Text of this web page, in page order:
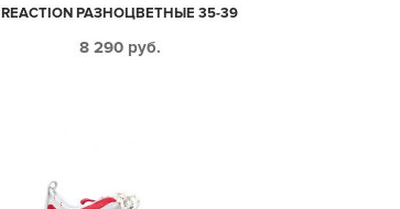
REACTION РАЗНОЦВЕТНЫЕ 35-39
8 290 руб.